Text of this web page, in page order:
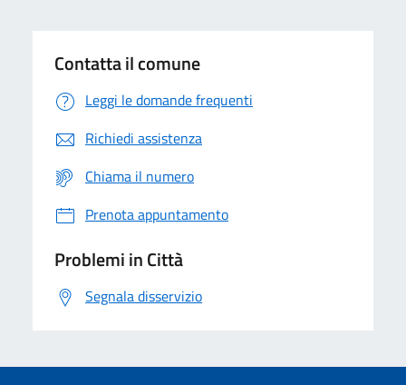
Contatta il comune
Leggi le domande frequenti
Richiedi assistenza
Chiama il numero
Prenota appuntamento
Problemi in Città
Segnala disservizio